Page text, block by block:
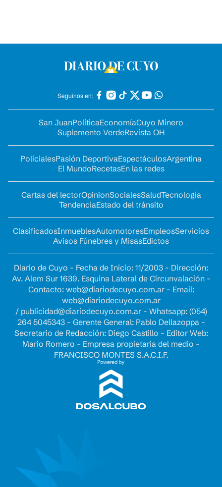
Seguinos en:
San JuanPolíticaEconomíaCuyo Minero
Suplemento VerdeRevista OH
PolicialesPasión DeportivaEspectáculosArgentina
El MundoRecetasEn las redes
Cartas del lectorOpinionSocialesSaludTecnología
TendenciaEstado del tránsito
ClasificadosInmueblesAutomotoresEmpleosServicios
Avisos Fúnebres y MisasEdictos
Diario de Cuyo - Fecha de Inicio: 11/2003 - Dirección:
Av. Alem Sur 1639. Esquina Lateral de Circunvalación -
Contacto: web@diariodecuyo.com.ar- Email:
web@diariodecuyo.com.ar
/ publicidad@diariodecuyo.com.ar- Whatsapp: (054)
264 5045343 - Gerente General: Pablo Dellazoppa -
Secretario de Redacción: Diego Castillo - Editor Web:
Mario Romero - Empresa propietaria del medio -
FRANCISCO MONTES S.A.C.I.F.